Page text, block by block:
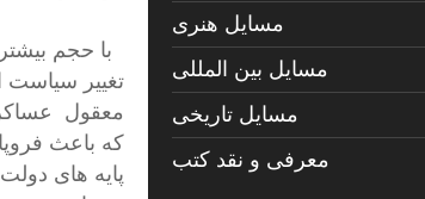
با حجم
تغییر سیاست
معقول عساکر
که باعث
پایه های
مسايل هنری
مسایل بین المللی
مسایل تاریخی
معرفی و نقد کتب